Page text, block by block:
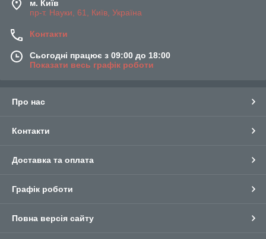
м. Київ
пр-т. Науки, 61, Київ, Україна
Контакти
Сьогодні працює з 09:00 до 18:00
Показати весь графік роботи
Про нас
Контакти
Доставка та оплата
Графік роботи
Повна версія сайту